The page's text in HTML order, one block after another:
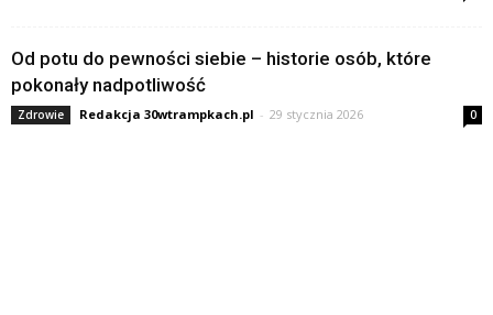
Od potu do pewności siebie – historie osób, które
pokonały nadpotliwość
Zdrowie Redakcja 30wtrampkach.pl - 29 stycznia 2026 0